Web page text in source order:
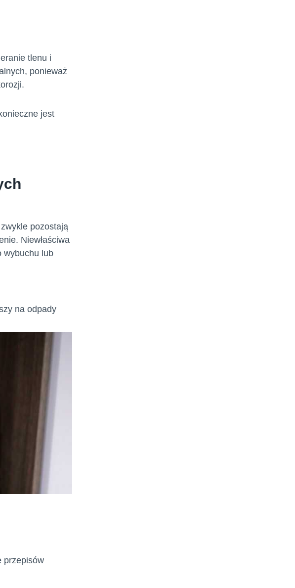
tlenu i
ponieważ
jest
pozostają
Niewłaściwa
wybuchu lub
na odpady
przepisów